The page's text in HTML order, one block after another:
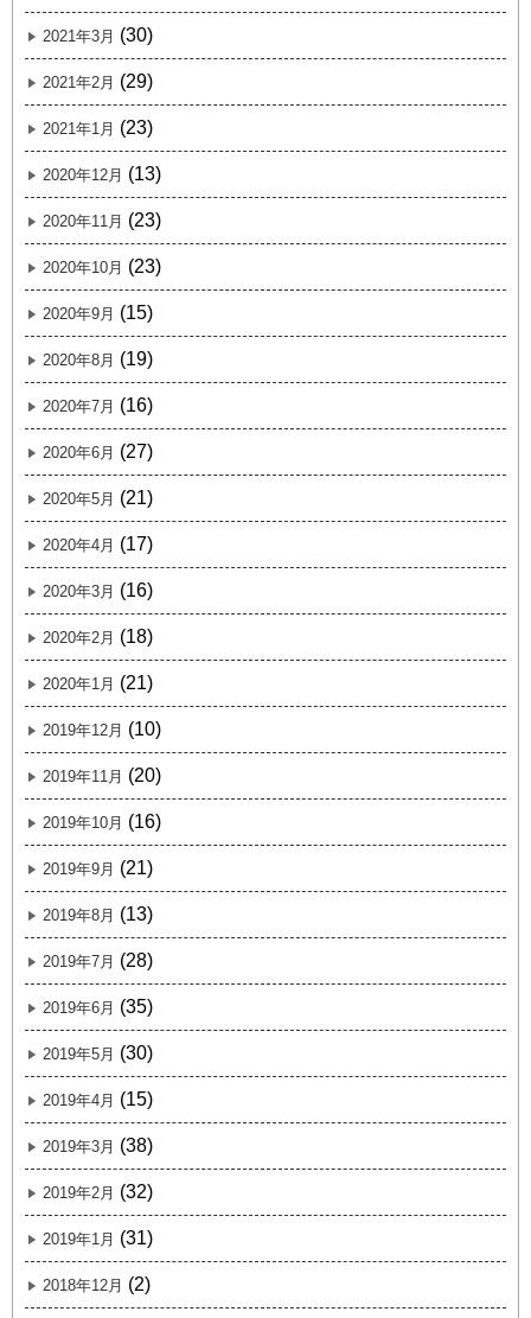
2021年3月 (30)
2021年2月 (29)
2021年1月 (23)
2020年12月 (13)
2020年11月 (23)
2020年10月 (23)
2020年9月 (15)
2020年8月 (19)
2020年7月 (16)
2020年6月 (27)
2020年5月 (21)
2020年4月 (17)
2020年3月 (16)
2020年2月 (18)
2020年1月 (21)
2019年12月 (10)
2019年11月 (20)
2019年10月 (16)
2019年9月 (21)
2019年8月 (13)
2019年7月 (28)
2019年6月 (35)
2019年5月 (30)
2019年4月 (15)
2019年3月 (38)
2019年2月 (32)
2019年1月 (31)
2018年12月 (2)